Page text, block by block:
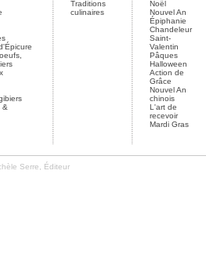
&
Traditions
culinaires
Noël
Nouvel An
Épiphanie
Chandeleur
Saint-
Valentin
Pâques
Halloween
Action de
Grâce
Nouvel An
chinois
L'art de
recevoir
Mardi Gras
Serre, Éditeur